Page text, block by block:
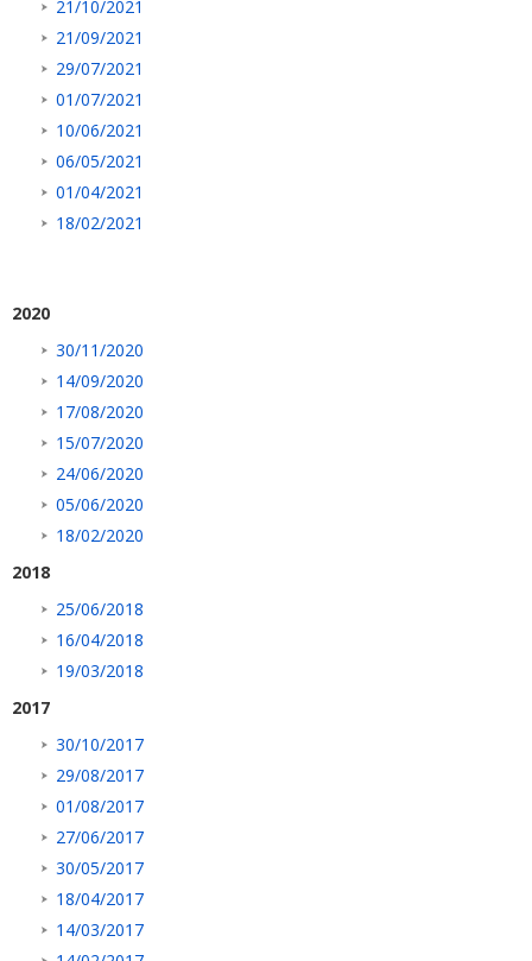
21/10/2021
21/09/2021
29/07/2021
01/07/2021
10/06/2021
06/05/2021
01/04/2021
18/02/2021
2020
30/11/2020
14/09/2020
17/08/2020
15/07/2020
24/06/2020
05/06/2020
18/02/2020
2018
25/06/2018
16/04/2018
19/03/2018
2017
30/10/2017
29/08/2017
01/08/2017
27/06/2017
30/05/2017
18/04/2017
14/03/2017